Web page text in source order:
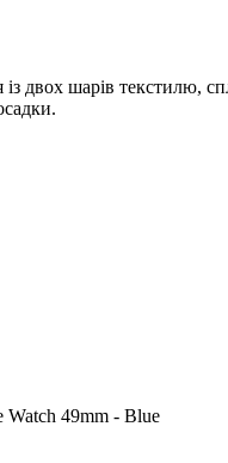
двох шарів текстилю,
49mm - Blue